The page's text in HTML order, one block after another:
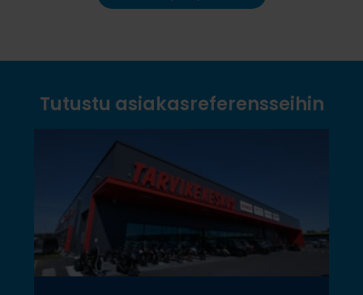
Tutustu asiakasreferensseihin